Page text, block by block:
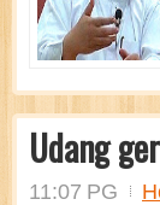
Udang
11:07 PG